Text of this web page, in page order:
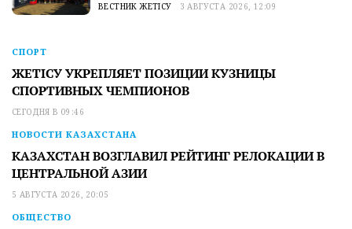
ВЕСТНИК ЖЕТІСУ 3 АВГУСТА 2026, 12:09
СПОРТ
ЖЕТІСУ УКРЕПЛЯЕТ ПОЗИЦИИ КУЗНИЦЫ
СПОРТИВНЫХ ЧЕМПИОНОВ
СЕГОДНЯ В 09:46
НОВОСТИ КАЗАХСТАНА
КАЗАХСТАН ВОЗГЛАВИЛ РЕЙТИНГ РЕЛОКАЦИИ В
ЦЕНТРАЛЬНОЙ АЗИИ
5 АВГУСТА 2026, 20:05
ОБЩЕСТВО